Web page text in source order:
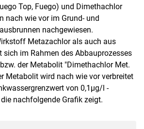
Top, Fuego) und Dimethachlor
nach wie vor im Grund- und
nachgewiesen.
Metazachlor als auch aus
sich im Rahmen des Abbauprozesses
der Metabolit "Dimethachlor Met.
Metabolit wird nach wie vor verbreitet
von 0,1µg/l -
nachfolgende Grafik zeigt.